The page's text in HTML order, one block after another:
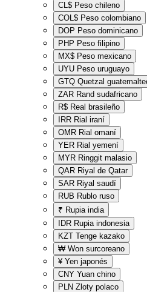
CL$ Peso chileno
COL$ Peso colombiano
DOP Peso dominicano
PHP Peso filipino
MX$ Peso mexicano
UYU Peso uruguayo
GTQ Quetzal
ZAR Rand sudafricano
R$ Real brasileño
IRR Rial iraní
OMR Rial omaní
YER Rial yemení
MYR Ringgit malasio
QAR Riyal de Qatar
SAR Riyal saudí
RUB Rublo ruso
₹ Rupia india
IDR Rupia indonesia
KZT Tenge kazako
₩ Won surcoreano
¥ Yen japonés
CNY Yuan chino
PLN Zloty polaco